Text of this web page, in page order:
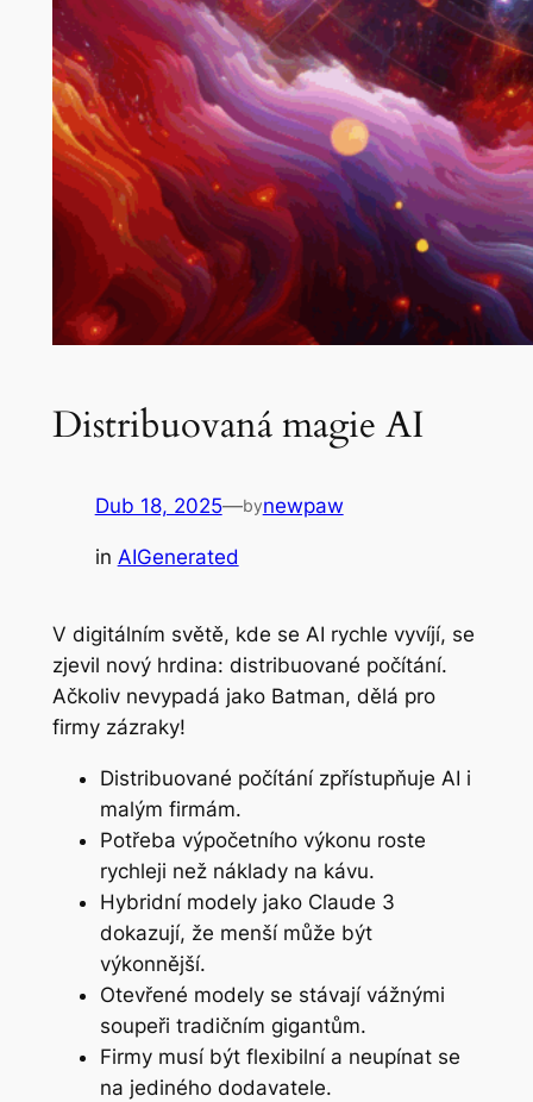
Distribuovaná magie AI
Dub 18, 2025—bynewpaw
in AIGenerated
V digitálním světě, kde se AI rychle vyvíjí, se
zjevil nový hrdina: distribuované počítání.
Ačkoliv nevypadá jako Batman, dělá pro
firmy zázraky!
Distribuované počítání zpřístupňuje AI i
malým firmám.
Potřeba výpočetního výkonu roste
rychleji než náklady na kávu.
Hybridní modely jako Claude 3
dokazují, že menší může být
výkonnější.
Otevřené modely se stávají vážnými
soupeři tradičním gigantům.
Firmy musí být flexibilní a neupínat se
na jediného dodavatele.